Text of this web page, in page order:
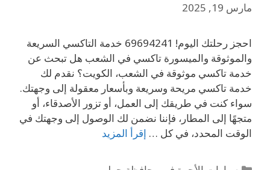
مارس 19, 2025
احجز رحلتك اليوم! 69694241 خدمة التاكسي السريعة
والموثوقة والميسورة تاكسي في الشعب هل تبحث عن
خدمة تاكسي موثوقة في الشعب، الكويت؟ نقدم لك
خدمة تاكسي مريحة وسريعة وبأسعار معقولة إلى وجهتك.
سواء كنت في طريقك إلى العمل، أو تزور الأصدقاء، أو
متجهًا إلى المطار، فإننا نضمن لك الوصول إلى وجهتك في
الوقت المحدد، في كل … إقرأ المزيد